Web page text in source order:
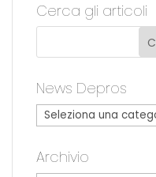
Cerca gli articoli
News Depros
Archivio